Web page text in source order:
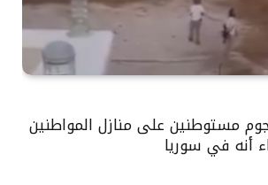
مستوطنين على منازل المواطنين
أنه في سوريا